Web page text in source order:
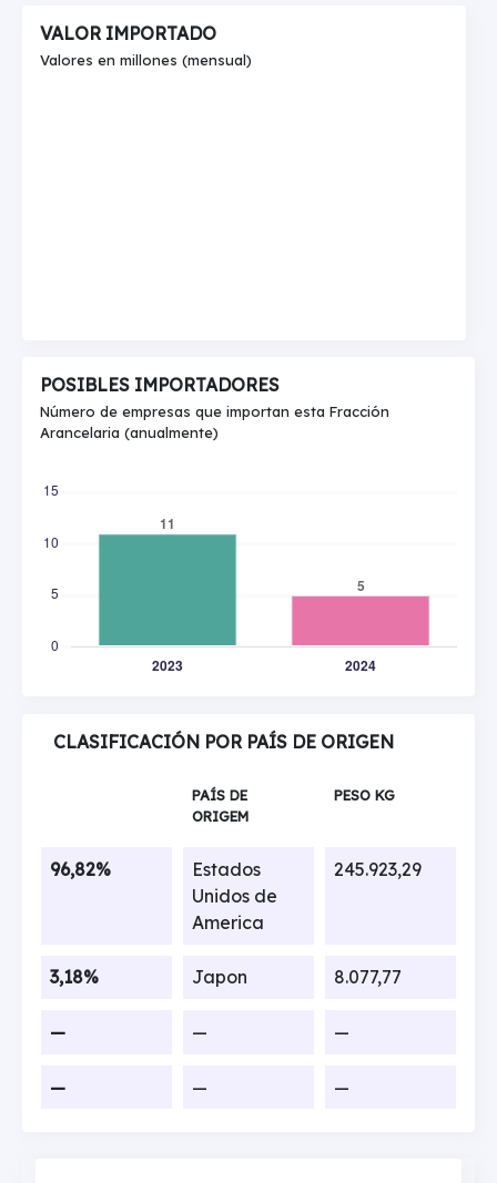
VALOR IMPORTADO
Valores en millones (mensual)
POSIBLES IMPORTADORES
Número de empresas que importan esta Fracción
Arancelaria (anualmente)
CLASIFICACIÓN POR PAÍS DE ORIGEN
PAÍS DE
ORIGEM
PESO KG
96,82%
Estados
Unidos de
America
245.923,29
3,18% Japon 8.077,77
— — —
— — —